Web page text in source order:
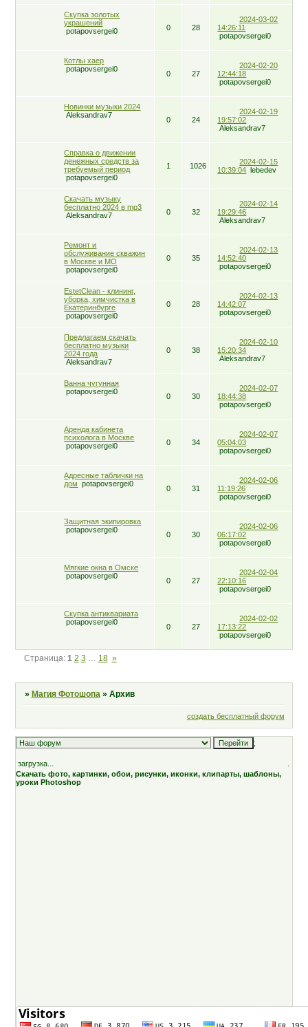
Скупка золотых
украшений
potapovsergei0
0 28
2024-03-02
14:26:11
potapovsergei0
Котлы хаер
potapovsergei0
0 27
2024-02-20
12:44:18
potapovsergei0
Новинки музыки 2024
Aleksandrav7
0 24
2024-02-19
19:57:02
Aleksandrav7
Справка о движении
денежных средств за
требуемый период
potapovsergei0
1 1026
2024-02-15
10:39:04 lebedev
Скачать музыку
бесплатно 2024 в mp3
Aleksandrav7
0 32
2024-02-14
19:29:46
Aleksandrav7
Ремонт и
обслуживание скважин
в Москве и МО
potapovsergei0
0 35
2024-02-13
14:52:40
potapovsergei0
EstetClean - клининг,
уборка, химчистка в
Екатеринбурге
potapovsergei0
0 28
2024-02-13
14:42:07
potapovsergei0
Предлагаем скачать
бесплатно музыки
2024 года
Aleksandrav7
0 38
2024-02-10
15:20:34
Aleksandrav7
Ванна чугунная
potapovsergei0
0 30
2024-02-07
18:44:38
potapovsergei0
Аренда кабинета
психолога в Москве
potapovsergei0
0 34
2024-02-07
05:04:03
potapovsergei0
Адресные таблички на
дом
potapovsergei0
0 31
2024-02-06
11:19:26
potapovsergei0
Защитная экипировка
potapovsergei0
0 30
2024-02-06
06:17:02
potapovsergei0
Мягкие окна в Омске
potapovsergei0
0 27
2024-02-04
22:10:16
potapovsergei0
Скупка антиквариата
potapovsergei0
0 27
2024-02-02
17:13:22
potapovsergei0
Страница: 1 2 3 18 »
» Магия Фотошопа » Архив
создать бесплатный форум
;
загрузка...
Скачать фото, картинки, обои, рисунки, иконки, клипарты, шаблоны,
уроки Photoshop